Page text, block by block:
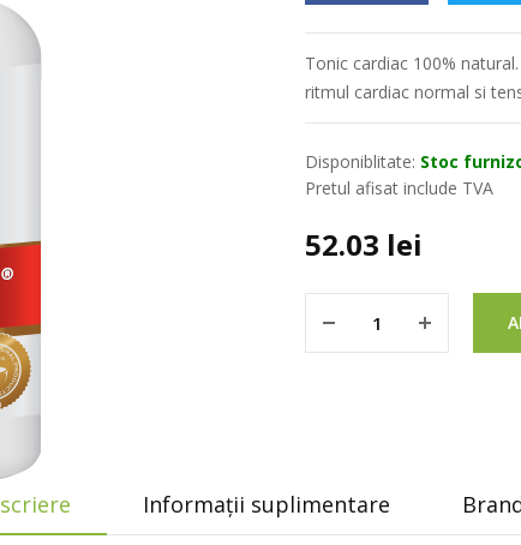
Tonic cardiac 100%
ritmul cardiac normal si
Disponiblitate: Stoc
Pretul afisat include TVA
52.03 lei
Informații suplimentare